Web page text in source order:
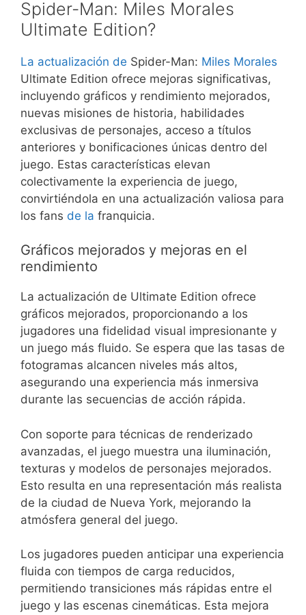
Spider-Man: Miles Morales
Ultimate Edition?
La actualización de Spider-Man: Miles Morales
Ultimate Edition ofrece mejoras significativas,
incluyendo gráficos y rendimiento mejorados,
nuevas misiones de historia, habilidades
exclusivas de personajes, acceso a títulos
anteriores y bonificaciones únicas dentro del
juego. Estas características elevan
colectivamente la experiencia de juego,
convirtiéndola en una actualización valiosa para
los fans de la franquicia.
Gráficos mejorados y mejoras en el
rendimiento
La actualización de Ultimate Edition ofrece
gráficos mejorados, proporcionando a los
jugadores una fidelidad visual impresionante y
un juego más fluido. Se espera que las tasas de
fotogramas alcancen niveles más altos,
asegurando una experiencia más inmersiva
durante las secuencias de acción rápida.
Con soporte para técnicas de renderizado
avanzadas, el juego muestra una iluminación,
texturas y modelos de personajes mejorados.
Esto resulta en una representación más realista
de la ciudad de Nueva York, mejorando la
atmósfera general del juego.
Los jugadores pueden anticipar una experiencia
fluida con tiempos de carga reducidos,
permitiendo transiciones más rápidas entre el
juego y las escenas cinemáticas. Esta mejora